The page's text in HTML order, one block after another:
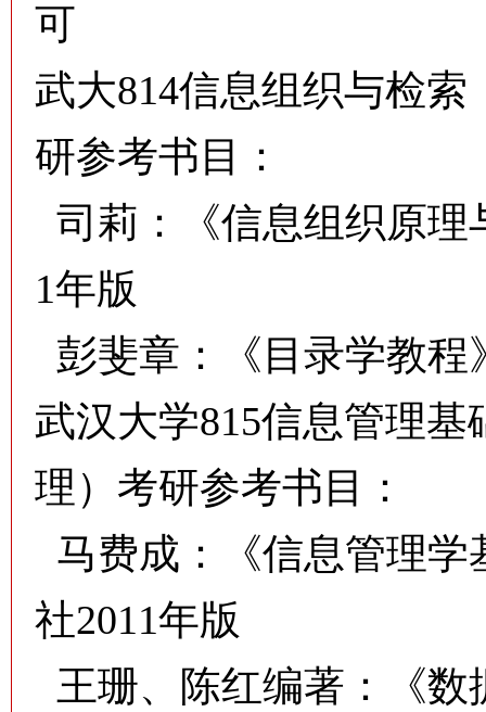
可
武大814信息组织与检
研参考书目：
司莉：《信息组织原理
1年版
彭斐章：《目录学教程
武汉大学815信息管理基
理）考研参考书目：
马费成：《信息管理
社2011年版
王珊、陈红编著：《